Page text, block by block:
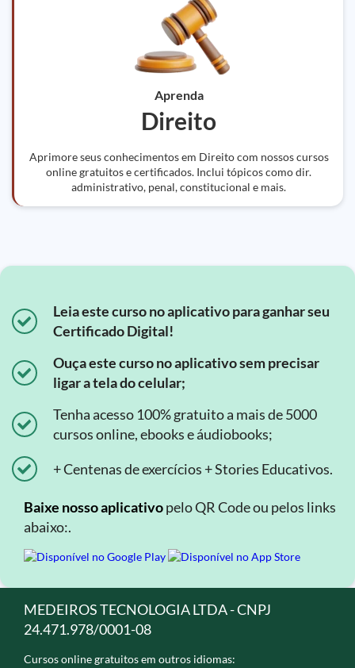
Aprenda
Direito
Aprimore seus conhecimentos em Direito com nossos cursos
online gratuitos e certificados. Inclui tópicos como dir.
administrativo, penal, constitucional e mais.
Leia este curso no aplicativo para ganhar seu
Certificado Digital!
Ouça este curso no aplicativo sem precisar
ligar a tela do celular;
Tenha acesso 100% gratuito a mais de 5000
cursos online, ebooks e áudiobooks;
+ Centenas de exercícios + Stories Educativos.
Baixe nosso aplicativopelo QR Code ou pelos links
abaixo:.
MEDEIROS TECNOLOGIA LTDA - CNPJ
24.471.978/0001-08
Cursos online gratuitos em outros idiomas: